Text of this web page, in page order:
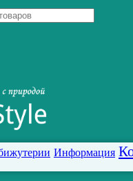
Информация